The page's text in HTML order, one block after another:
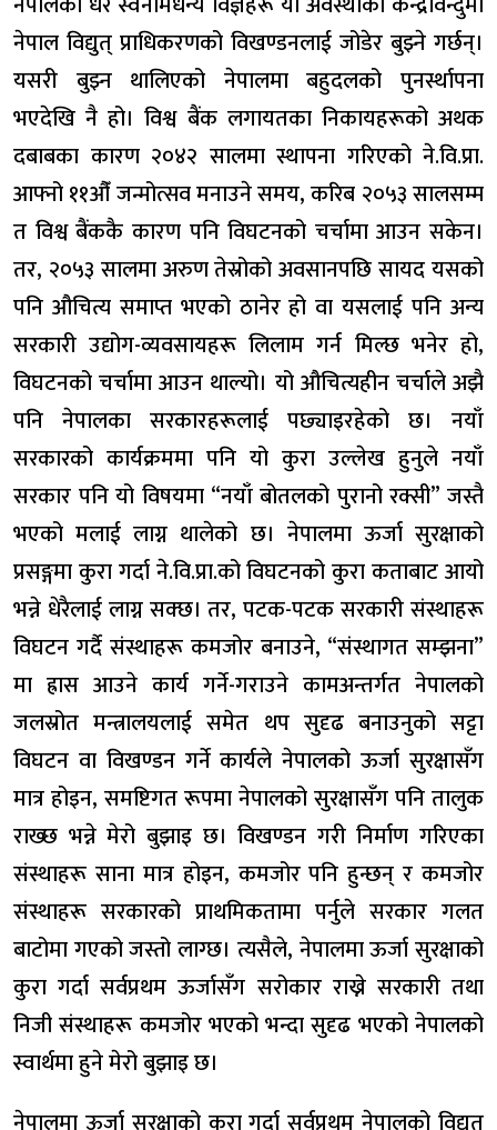
नेपाल विद्युत् प्राधिकरणको विखण्डनलाई जोडेर बुझ्ने गर्छन्।
यसरी बुझ्न थालिएको नेपालमा बहुदलको पुनर्स्थापना
भएदेखि नै हो। विश्व बैंक लगायतका निकायहरूको अथक
दबाबका कारण २०४२ सालमा स्थापना गरिएको ने.वि.प्रा.
आफ्नो ११औँ जन्मोत्सव मनाउने समय, करिब २०५३ सालसम्म
त विश्व बैंककै कारण पनि विघटनको चर्चामा आउन सकेन।
तर, २०५३ सालमा अरुण तेस्रोको अवसानपछि सायद यसको
पनि औचित्य समाप्त भएको ठानेर हो वा यसलाई पनि अन्य
सरकारी उद्योग-व्यवसायहरू लिलाम गर्न मिल्छ भनेर हो,
विघटनको चर्चामा आउन थाल्यो। यो औचित्यहीन चर्चाले अझै
पनि नेपालका सरकारहरूलाई पछ्याइरहेको छ। नयाँ
सरकारको कार्यक्रममा पनि यो कुरा उल्लेख हुनुले नयाँ
सरकार पनि यो विषयमा “नयाँ बोतलको पुरानो रक्सी” जस्तै
भएको मलाई लाग्न थालेको छ। नेपालमा ऊर्जा सुरक्षाको
प्रसङ्गमा कुरा गर्दा ने.वि.प्रा.को विघटनको कुरा कताबाट आयो
भन्ने धेरैलाई लाग्न सक्छ। तर, पटक-पटक सरकारी संस्थाहरू
विघटन गर्दै संस्थाहरू कमजोर बनाउने, “संस्थागत सम्झना”
मा ह्रास आउने कार्य गर्ने-गराउने कामअन्तर्गत नेपालको
जलस्रोत मन्त्रालयलाई समेत थप सुदृढ बनाउनुको सट्टा
विघटन वा विखण्डन गर्ने कार्यले नेपालको ऊर्जा सुरक्षासँग
मात्र होइन, समष्टिगत रूपमा नेपालको सुरक्षासँग पनि तालुक
राख्छ भन्ने मेरो बुझाइ छ। विखण्डन गरी निर्माण गरिएका
संस्थाहरू साना मात्र होइन, कमजोर पनि हुन्छन् र कमजोर
संस्थाहरू सरकारको प्राथमिकतामा पर्नुले सरकार गलत
बाटोमा गएको जस्तो लाग्छ। त्यसैले, नेपालमा ऊर्जा सुरक्षाको
कुरा गर्दा सर्वप्रथम ऊर्जासँग सरोकार राख्ने सरकारी तथा
निजी संस्थाहरू कमजोर भएको भन्दा सुदृढ भएको नेपालको
स्वार्थमा हुने मेरो बुझाइ छ।